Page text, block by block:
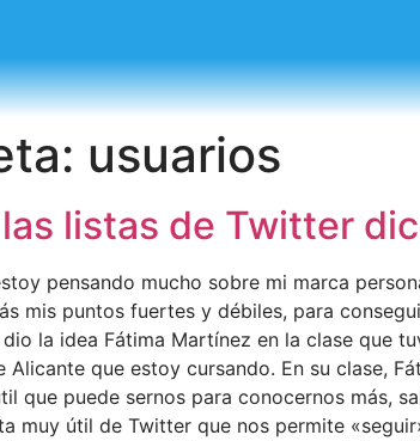
usuarios
listas de Twitter
pensando mucho sobre mi marca
mis puntos fuertes y débiles, para
la idea Fátima Martínez en la clase que
Alicante que estoy cursando. En su clase,
que puede sernos para conocernos más,
muy útil de Twitter que nos permite